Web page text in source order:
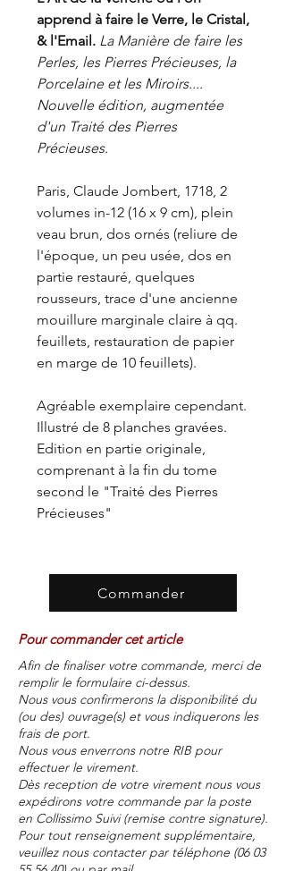
apprend à faire le Verre, le Cristal,
& l'Email. La Manière de faire les
Perles, les Pierres Précieuses, la
Porcelaine et les Miroirs....
Nouvelle édition, augmentée
d'un Traité des Pierres
Précieuses.
Paris, Claude Jombert, 1718, 2
volumes in-12 (16 x 9 cm), plein
veau brun, dos ornés (reliure de
l'époque, un peu usée, dos en
partie restauré, quelques
rousseurs, trace d'une ancienne
mouillure marginale claire à qq.
feuillets, restauration de papier
en marge de 10 feuillets).
Agréable exemplaire cependant.
Illustré de 8 planches gravées.
Edition en partie originale,
comprenant à la fin du tome
second le "Traité des Pierres
Précieuses"
Commander
Pour commander cet article
Afin de finaliser votre commande, merci de
remplir le formulaire ci-dessus.
Nous vous confirmerons la disponibilité du
(ou des) ouvrage(s) et vous indiquerons les
frais de port.
Nous vous enverrons notre RIB pour
effectuer le virement.
Dès reception de votre virement nous vous
expédirons votre commande par la poste
en Collissimo Suivi (remise contre signature).
Pour tout renseignement supplémentaire,
veuillez nous contacter par téléphone (06 03